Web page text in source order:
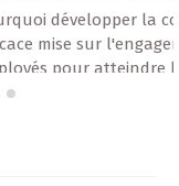
Un gestionnaire
de ses